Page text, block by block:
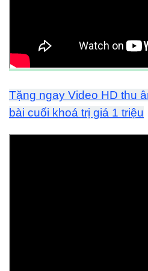
Tặng ngay Video HD thu
bài cuối khoá trị giá 1 triệu